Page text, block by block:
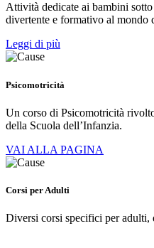
Attività dedicate ai bambini
divertente e formativo al mondo
Leggi di più
Psicomotricità
Un corso di Psicomotricità
della Scuola dell’Infanzia.
VAI ALLA PAGINA
Corsi per Adulti
Diversi corsi specifici per